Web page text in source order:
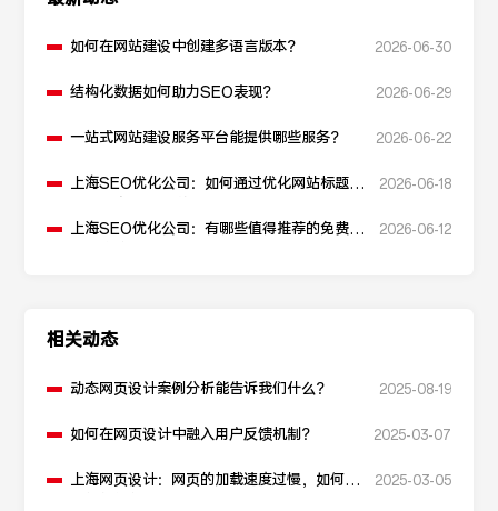
如何在网站建设中创建多语言版本？ 2026-06-30
结构化数据如何助力SEO表现？ 2026-06-29
一站式网站建设服务平台能提供哪些服务？ 2026-06-22
上海SEO优化公司：如何通过优化网站标题提
2026-06-18
上海SEO优化公司：有哪些值得推荐的免费
2026-06-12
相关动态
动态网页设计案例分析能告诉我们什么？ 2025-08-19
如何在网页设计中融入用户反馈机制？ 2025-03-07
上海网页设计：网页的加载速度过慢，如何进
2025-03-05